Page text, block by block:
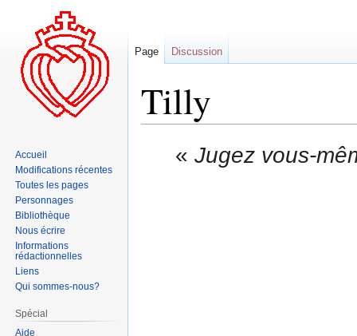
Tilly
« Jugez vous-
Page Discussion
Accueil
Modifications récentes
Toutes les pages
Personnages
Bibliothèque
Nous écrire
Informations
rédactionnelles
Liens
Qui sommes-nous?
Spécial
Aide